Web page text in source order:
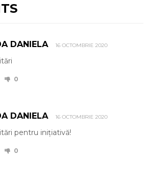
DANIELA 16 OCTOMBRIE 2020
0
DANIELA 16 OCTOMBRIE 2020
pentru inițiativă!
0